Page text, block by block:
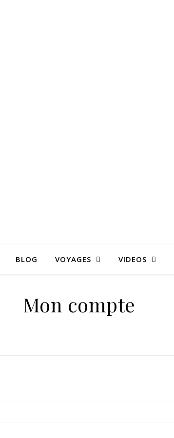
BLOG VOYAGES VIDEOS
Mon compte